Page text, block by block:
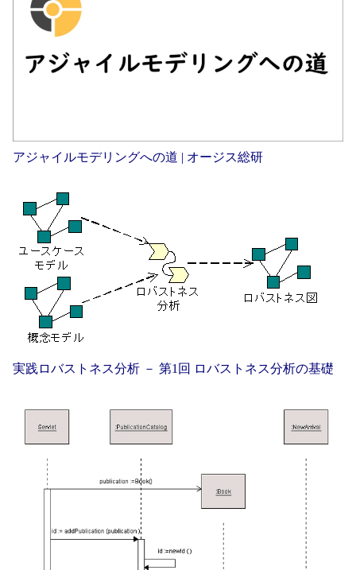
アジャイルモデリングへの道 | オージス総研
実践ロバストネス分析 － 第1回 ロバストネス分析の基礎